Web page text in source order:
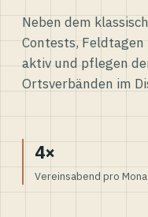
Neben dem
Contests,
aktiv und pflegen
Ortsverbänden im
4×
Vereinsabend pro